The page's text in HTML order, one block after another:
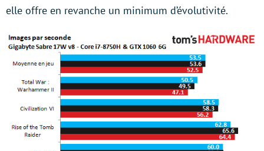
elle offre en revanche un minimum d’évolutivité.